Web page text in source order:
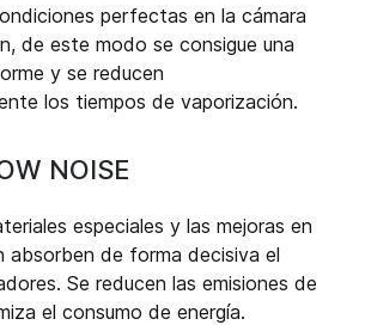
perfectas en la cámara
de este modo se consigue una
y se reducen
los tiempos de vaporización.
NOISE
especiales y las mejoras en
absorben de forma decisiva el
Se reducen las emisiones de
el consumo de energía.